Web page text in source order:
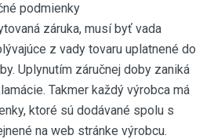
podmienky
záruka, musí byť vada
z vady tovaru uplatnené do
Uplynutím záručnej doby zaniká
Takmer každý výrobca má
ktoré sú dodávané spolu s
na web stránke výrobcu.